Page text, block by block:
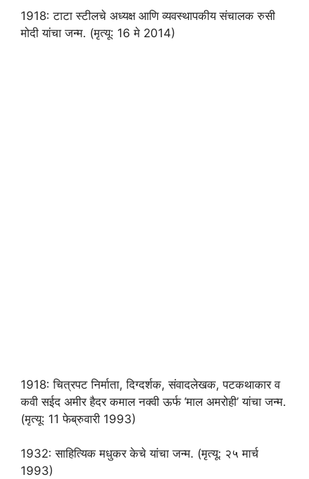
1918: टाटा स्टीलचे अध्यक्ष आणि व्यवस्थापकीय संचालक रुसी
मोदी यांचा जन्म. (मृत्यू: 16 मे 2014)
1918: चित्रपट निर्माता, दिग्दर्शक, संवादलेखक, पटकथाकार व
कवी सईद अमीर हैदर कमाल नक्‍वी ऊर्फ ‘माल अमरोही’ यांचा जन्म.
(मृत्यू: 11 फेब्रुवारी 1993)
1932: साहित्यिक मधुकर केचे यांचा जन्म. (मृत्यू: २५ मार्च
1993)